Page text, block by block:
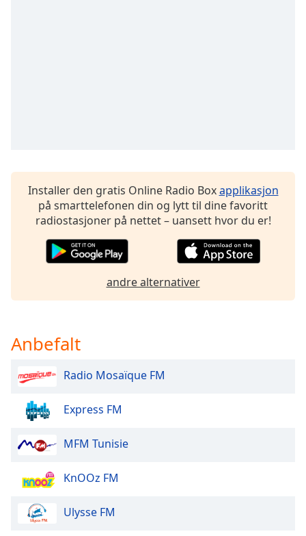
Installer den gratis Online Radio Boxapplikasjon
på smarttelefonen din og lytt til dine favoritt
radiostasjoner på nettet – uansett hvor du er!
andre alternativer
Anbefalt
Radio Mosaïque FM
Express FM
MFM Tunisie
KnOOz FM
Ulysse FM